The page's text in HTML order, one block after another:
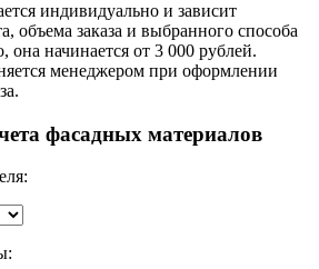
индивидуально и зависит
объема заказа и выбранного способа
она начинается от 3 000 рублей.
менеджером при оформлении
фасадных материалов